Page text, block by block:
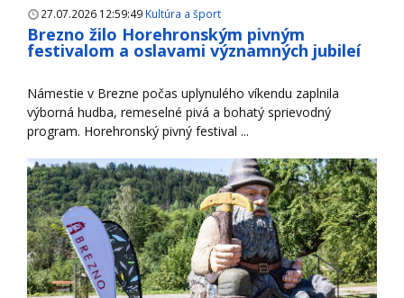
27.07.2026 12:59:49 Kultúra a šport
Brezno žilo Horehronským pivným
festivalom a oslavami významných jubileí
Námestie v Brezne počas uplynulého víkendu zaplnila
výborná hudba, remeselné pivá a bohatý sprievodný
program. Horehronský pivný festival ...